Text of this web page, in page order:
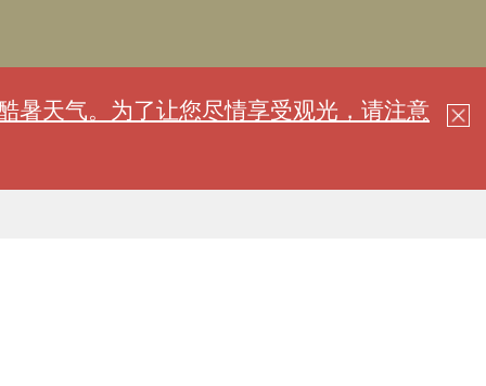
暑天气。为了让您尽情享受观光，请注意